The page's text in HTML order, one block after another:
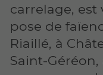
carrelage,
pose de
Riaillé, à
Saint-